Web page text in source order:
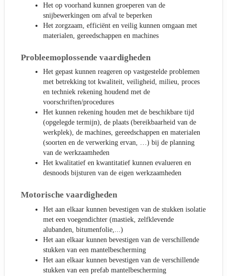
Het op voorhand kunnen groeperen van de
snijbewerkingen om afval te beperken
Het zorgzaam, efficiënt en veilig kunnen omgaan met
materialen, gereedschappen en machines
Probleemoplossende vaardigheden
Het gepast kunnen reageren op vastgestelde problemen
met betrekking tot kwaliteit, veiligheid, milieu, proces
en techniek rekening houdend met de
voorschriften/procedures
Het kunnen rekening houden met de beschikbare tijd
(opgelegde termijn), de plaats (bereikbaarheid van de
werkplek), de machines, gereedschappen en materialen
(soorten en de verwerking ervan, …) bij de planning
van de werkzaamheden
Het kwalitatief en kwantitatief kunnen evalueren en
desnoods bijsturen van de eigen werkzaamheden
Motorische vaardigheden
Het aan elkaar kunnen bevestigen van de stukken isolatie
met een voegendichter (mastiek, zelfklevende
alubanden, bitumenfolie,...)
Het aan elkaar kunnen bevestigen van de verschillende
stukken van een mantelbescherming
Het aan elkaar kunnen bevestigen van de verschillende
stukken van een prefab mantelbescherming